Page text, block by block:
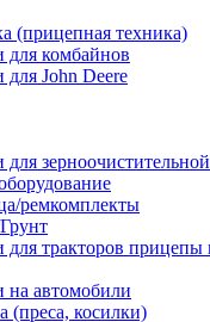
(прицепная техника)
для комбайнов
для John Deere
для
ремкомплекты
для тракторов прицепы
на автомобили
(преса, косилки)